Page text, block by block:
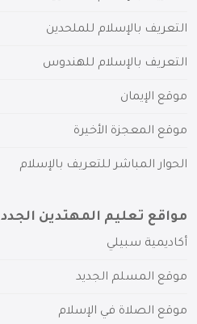
التعريف بالإسلام للملحدين
التعريف بالإسلام للهندوس
موقع الإيمان
موقع المعجزة الأخيرة
الحوار المباشر للتعريف بالإسلام
مواقع تعليم المهتدين الجدد
أكاديمية سبيلي
موقع المسلم الجديد
موقع الصلاة في الإسلام